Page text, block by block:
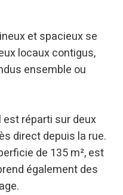
et spacieux se
locaux contigus,
ensemble ou
est réparti sur deux
direct depuis la rue.
de 135 m², est
également des